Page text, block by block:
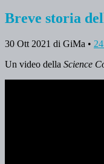
Breve storia
30 Ott 2021 di GiMa •
Un video della Science